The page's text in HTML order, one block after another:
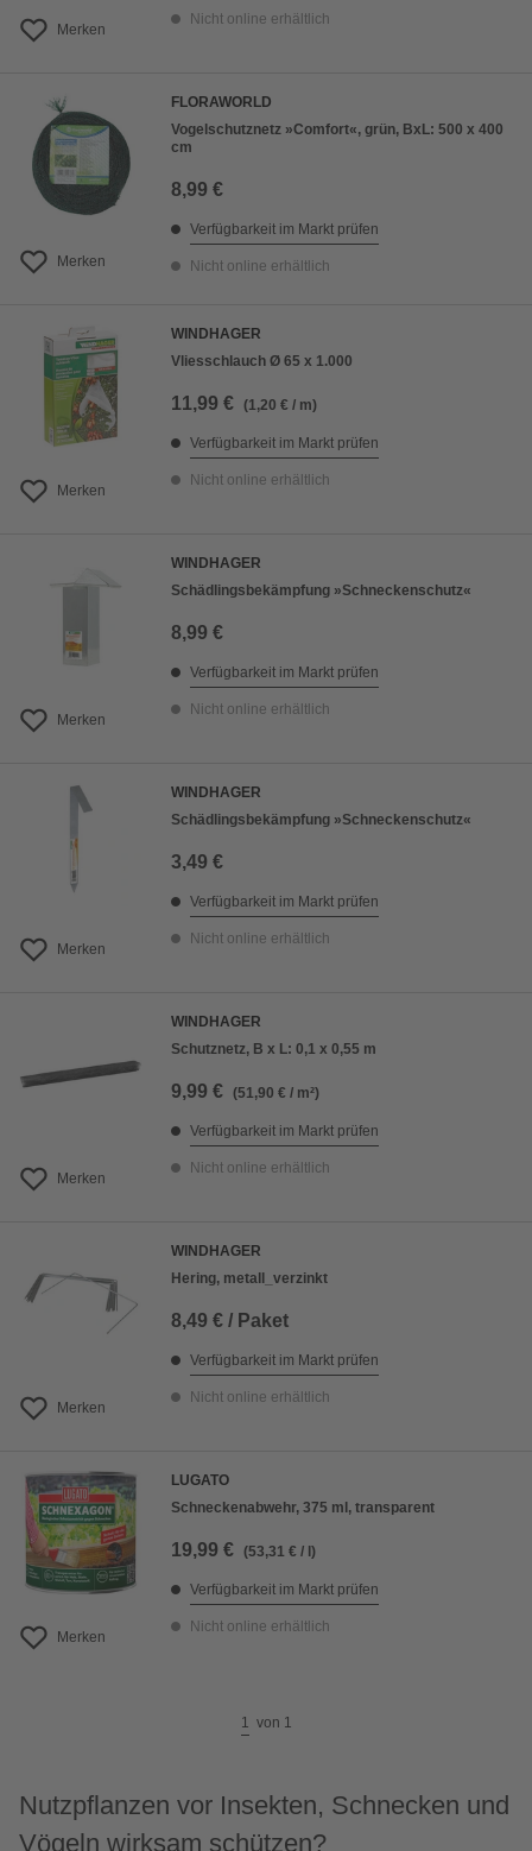
Merken
Nicht online erhältlich
Merken
FLORAWORLD
Vogelschutznetz »Comfort«, grün, BxL: 500 x 400
cm
8,99 €
Verfügbarkeit im Markt prüfen
Nicht online erhältlich
Merken
WINDHAGER
Vliesschlauch Ø 65 x 1.000
11,99 € (1,20 € / m)
Verfügbarkeit im Markt prüfen
Nicht online erhältlich
Merken
WINDHAGER
Schädlingsbekämpfung »Schneckenschutz«
8,99 €
Verfügbarkeit im Markt prüfen
Nicht online erhältlich
Merken
WINDHAGER
Schädlingsbekämpfung »Schneckenschutz«
3,49 €
Verfügbarkeit im Markt prüfen
Nicht online erhältlich
Merken
WINDHAGER
Schutznetz, B x L: 0,1 x 0,55 m
9,99 € (51,90 € / m²)
Verfügbarkeit im Markt prüfen
Nicht online erhältlich
Merken
WINDHAGER
Hering, metall_verzinkt
8,49 € / Paket
Verfügbarkeit im Markt prüfen
Nicht online erhältlich
Merken
LUGATO
Schneckenabwehr, 375 ml, transparent
19,99 € (53,31 € / l)
Verfügbarkeit im Markt prüfen
Nicht online erhältlich
1 von 1
Nutzpflanzen vor Insekten, Schnecken und
Vögeln wirksam schützen?